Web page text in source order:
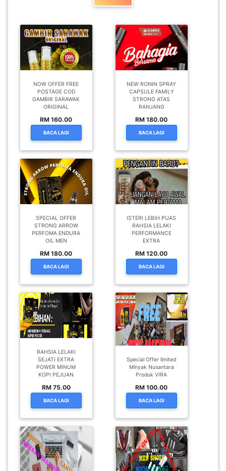
NOW OFFER FREE
POSTAGE COD
GAMBIR SARAWAK
ORIGINAL
RM 160.00
BACA LAGI
NEW RONIN SPRAY
CAPSULE FAMILY
STRONG ATAS
RANJANG
RM 180.00
BACA LAGI
SPECIAL OFFER
STRONG ARROW
PERFOMA ENDURA
OIL MEN
RM 180.00
BACA LAGI
ISTERI LEBIH PUAS
RAHSIA LELAKI
PERFORMANCE
EXTRA
RM 120.00
BACA LAGI
RAHSIA LELAKI
SEJATI EXTRA
POWER MINUM
KOPI PEJUAN
RM 75.00
BACA LAGI
Special Offer limited
Minyak Nusantara
Produk VIRA
RM 100.00
BACA LAGI